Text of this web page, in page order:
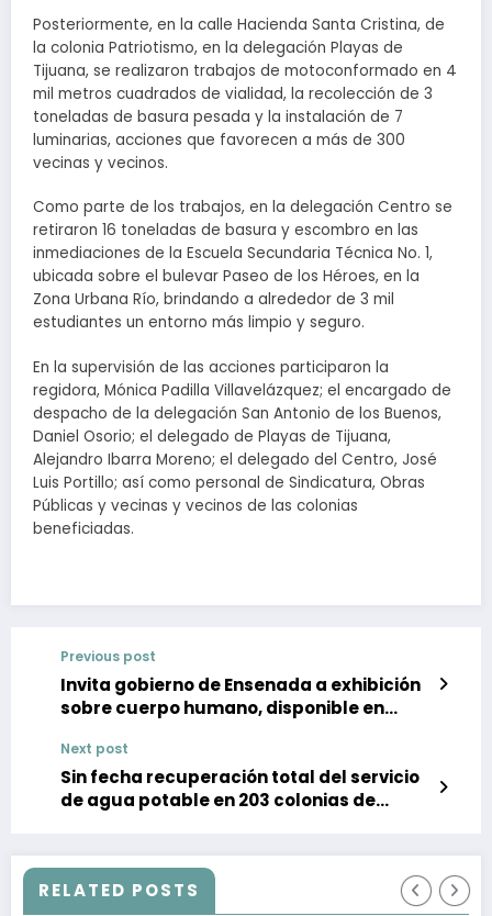
Posteriormente, en la calle Hacienda Santa Cristina, de
la colonia Patriotismo, en la delegación Playas de
Tijuana, se realizaron trabajos de motoconformado en 4
mil metros cuadrados de vialidad, la recolección de 3
toneladas de basura pesada y la instalación de 7
luminarias, acciones que favorecen a más de 300
vecinas y vecinos.
Como parte de los trabajos, en la delegación Centro se
retiraron 16 toneladas de basura y escombro en las
inmediaciones de la Escuela Secundaria Técnica No. 1,
ubicada sobre el bulevar Paseo de los Héroes, en la
Zona Urbana Río, brindando a alrededor de 3 mil
estudiantes un entorno más limpio y seguro.
En la supervisión de las acciones participaron la
regidora, Mónica Padilla Villavelázquez; el encargado de
despacho de la delegación San Antonio de los Buenos,
Daniel Osorio; el delegado de Playas de Tijuana,
Alejandro Ibarra Moreno; el delegado del Centro, José
Luis Portillo; así como personal de Sindicatura, Obras
Públicas y vecinas y vecinos de las colonias
beneficiadas.
Previous post
Invita gobierno de Ensenada a exhibición
sobre cuerpo humano, disponible en
Next post
Sin fecha recuperación total del servicio
de agua potable en 203 colonias de
RELATED POSTS